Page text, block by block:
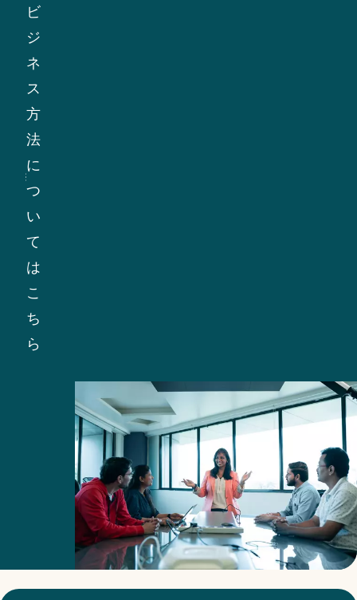
て
い
ま
す。
協
力
的
な
ア
プ
ロ
ー
チ
は、
続
ー
チ
を
採
用
し
て
い
ま
す。
こ
れ
に
は、
制
裁
お
よ
び
貿
易
規
制
を
遵
守
し、
事
ル
ビ
ジ
ネ
ス
方
法
に
つ
い
て
は
こ
ち
ら